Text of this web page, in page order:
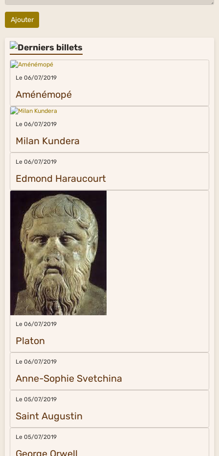
Ajouter
Le 06/07/2019
Aménémopé
Le 06/07/2019
Milan Kundera
Le 06/07/2019
Edmond Haraucourt
Le 06/07/2019
Platon
Le 06/07/2019
Anne-Sophie Svetchina
Le 05/07/2019
Saint Augustin
Le 05/07/2019